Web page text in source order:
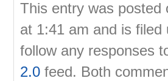
This entry was posted
at 1:41 am and is
follow any responses
2.0 feed. Both